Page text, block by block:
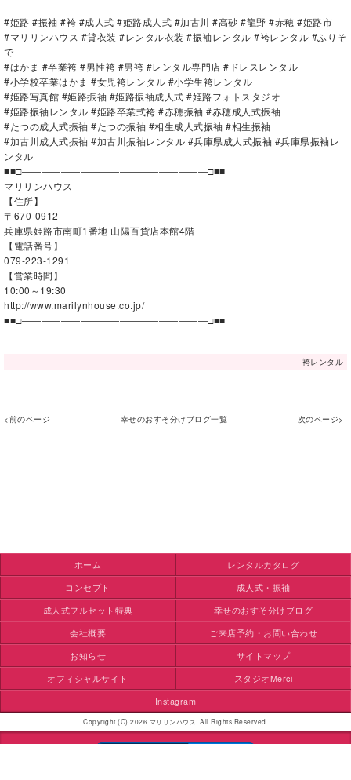
#姫路 #振袖 #袴 #成人式 #姫路成人式 #加古川 #高砂 #龍野 #赤穂 #姫路市
#マリリンハウス #貸衣装 #レンタル衣装 #振袖レンタル #袴レンタル #ふりそ
で
#はかま #卒業袴 #男性袴 #男袴 #レンタル専門店 #ドレスレンタル
#小学校卒業はかま #女児袴レンタル #小学生袴レンタル
#姫路写真館 #姫路振袖 #姫路振袖成人式 #姫路フォトスタジオ
#姫路振袖レンタル #姫路卒業式袴 #赤穂振袖 #赤穂成人式振袖
#たつの成人式振袖 #たつの振袖 #相生成人式振袖 #相生振袖
#加古川成人式振袖 #加古川振袖レンタル #兵庫県成人式振袖 #兵庫県振袖レ
ンタル
■■□―――――――――――――――――――□■■
マリリンハウス
【住所】
〒670-0912
兵庫県姫路市南町1番地 山陽百貨店本館4階
【電話番号】
079-223-1291
【営業時間】
10:00～19:30
http://www.marilynhouse.co.jp/
■■□―――――――――――――――――――□■■
袴レンタル
<前のページ 幸せのおすそ分けブログ一覧 次のページ>
ホーム
レンタルカタログ
コンセプト
成人式・振袖
成人式フルセット特典
幸せのおすそ分けブログ
会社概要
ご来店予約・お問い合わせ
お知らせ
サイトマップ
オフィシャルサイト
スタジオMerci
Instagram
Copyright (C) 2026 マリリンハウス. All Rights Reserved.